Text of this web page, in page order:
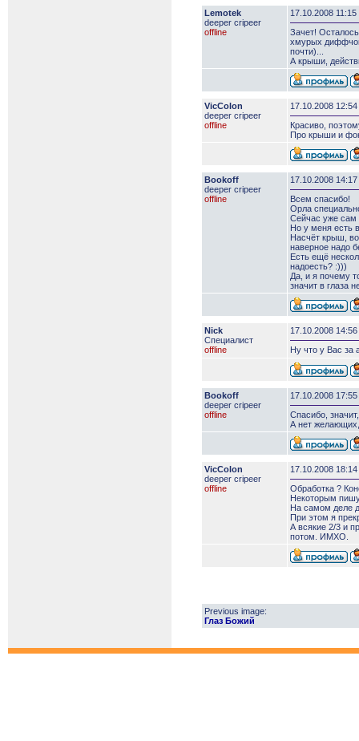
Lemotek
deeper сripeer
offline
17.10.2008 11:15
Зачет! Осталось
хмурых
почти)...
А крыши,
VicColon
deeper сripeer
offline
17.10.2008 12:54
Красиво,
Про крыши и
Bookoff
deeper сripeer
offline
17.10.2008 14:17
Всем спасибо!
Орла
Сейчас уже сам
Но у меня есть
Насчёт крыш,
наверное надо
Есть ещё
надоесть? :)))
Да, и я почему
значит в глаза
Nick
Специалист
offline
17.10.2008 14:56
Ну что у Вас за
Bookoff
deeper сripeer
offline
17.10.2008 17:55
Спасибо,
А нет
VicColon
deeper сripeer
offline
17.10.2008 18:14
Обработка ?
Некоторым
На самом деле
При этом я
А всякие 2/3 и
потом. ИМХО.
Previous image:
Глаз Божий